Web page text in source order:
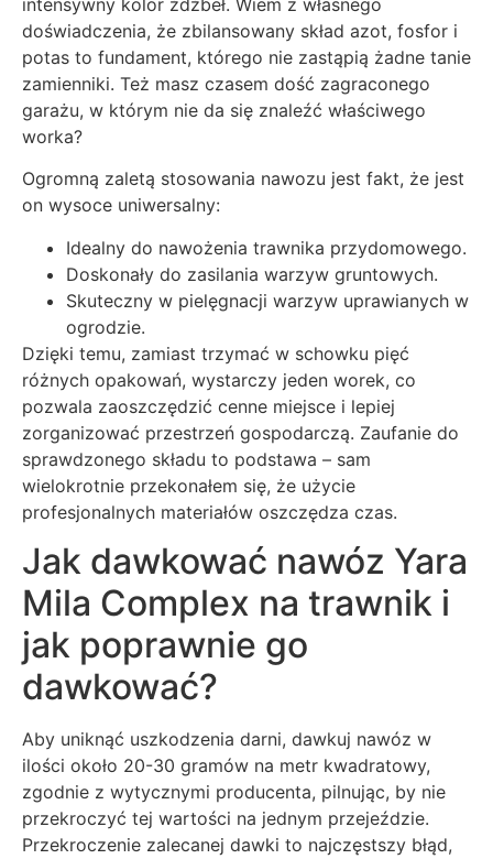
doświadczenia, że zbilansowany skład azot, fosfor i
potas to fundament, którego nie zastąpią żadne tanie
zamienniki. Też masz czasem dość zagraconego
garażu, w którym nie da się znaleźć właściwego
worka?
Ogromną zaletą stosowania nawozu jest fakt, że jest
on wysoce uniwersalny:
Idealny do nawożenia trawnika przydomowego.
Doskonały do zasilania warzyw gruntowych.
Skuteczny w pielęgnacji warzyw uprawianych w
ogrodzie.
Dzięki temu, zamiast trzymać w schowku pięć
różnych opakowań, wystarczy jeden worek, co
pozwala zaoszczędzić cenne miejsce i lepiej
zorganizować przestrzeń gospodarczą. Zaufanie do
sprawdzonego składu to podstawa – sam
wielokrotnie przekonałem się, że użycie
profesjonalnych materiałów oszczędza czas.
Jak dawkować nawóz Yara
Mila Complex na trawnik i
jak poprawnie go
dawkować?
Aby uniknąć uszkodzenia darni, dawkuj nawóz w
ilości około 20-30 gramów na metr kwadratowy,
zgodnie z wytycznymi producenta, pilnując, by nie
przekroczyć tej wartości na jednym przejeździe.
Przekroczenie zalecanej dawki to najczęstszy błąd,